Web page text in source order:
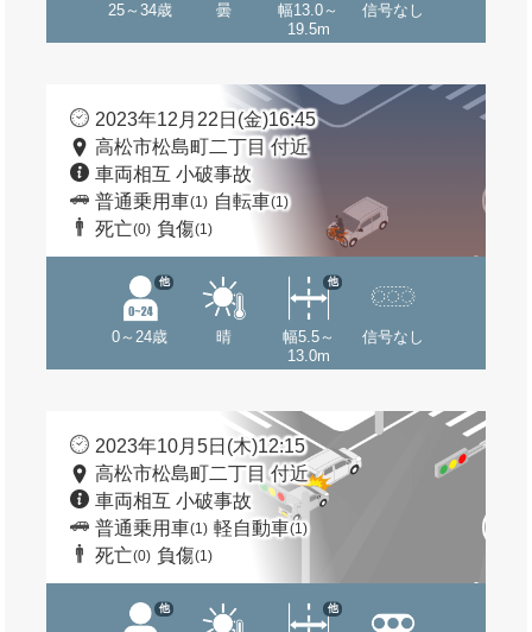
25～34歳 曇
幅13.0～
19.5m
信号なし
2023年12月22日(金)16:45
高松市松島町二丁目 付近
車両相互 小破事故
普通乗用車(1) 自転車(1)
死亡(0) 負傷(1)
0～24歳
他
晴
幅5.5～
13.0m
他
信号なし
2023年10月5日(木)12:15
高松市松島町二丁目 付近
車両相互 小破事故
普通乗用車(1) 軽自動車(1)
死亡(0) 負傷(1)
他 他